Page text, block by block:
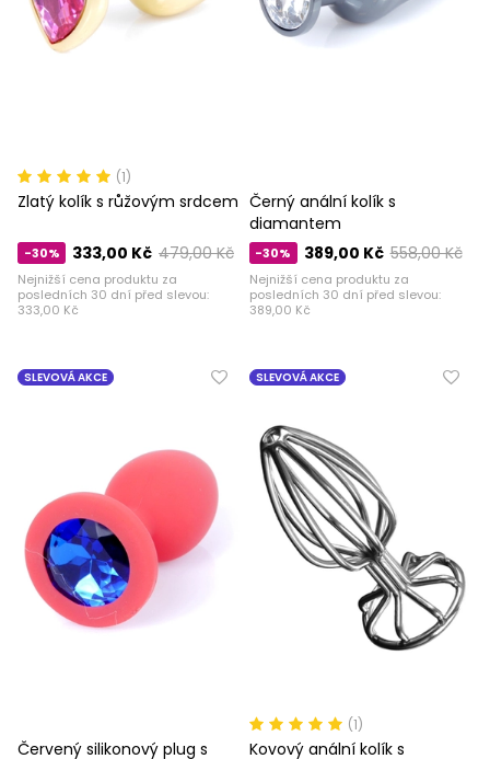
(1)
Zlatý kolík s růžovým srdcem
-30% 479,00 Kč
333,00 Kč
Nejnižší cena produktu za
posledních 30 dní před slevou:
333,00 Kč
Černý anální kolík s
diamantem
-30% 558,00 Kč
389,00 Kč
Nejnižší cena produktu za
posledních 30 dní před slevou:
389,00 Kč
SLEVOVÁ AKCE
Červený silikonový plug s
SLEVOVÁ AKCE
(1)
Kovový anální kolík s